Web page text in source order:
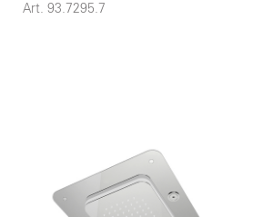
Art. 93.7295.7